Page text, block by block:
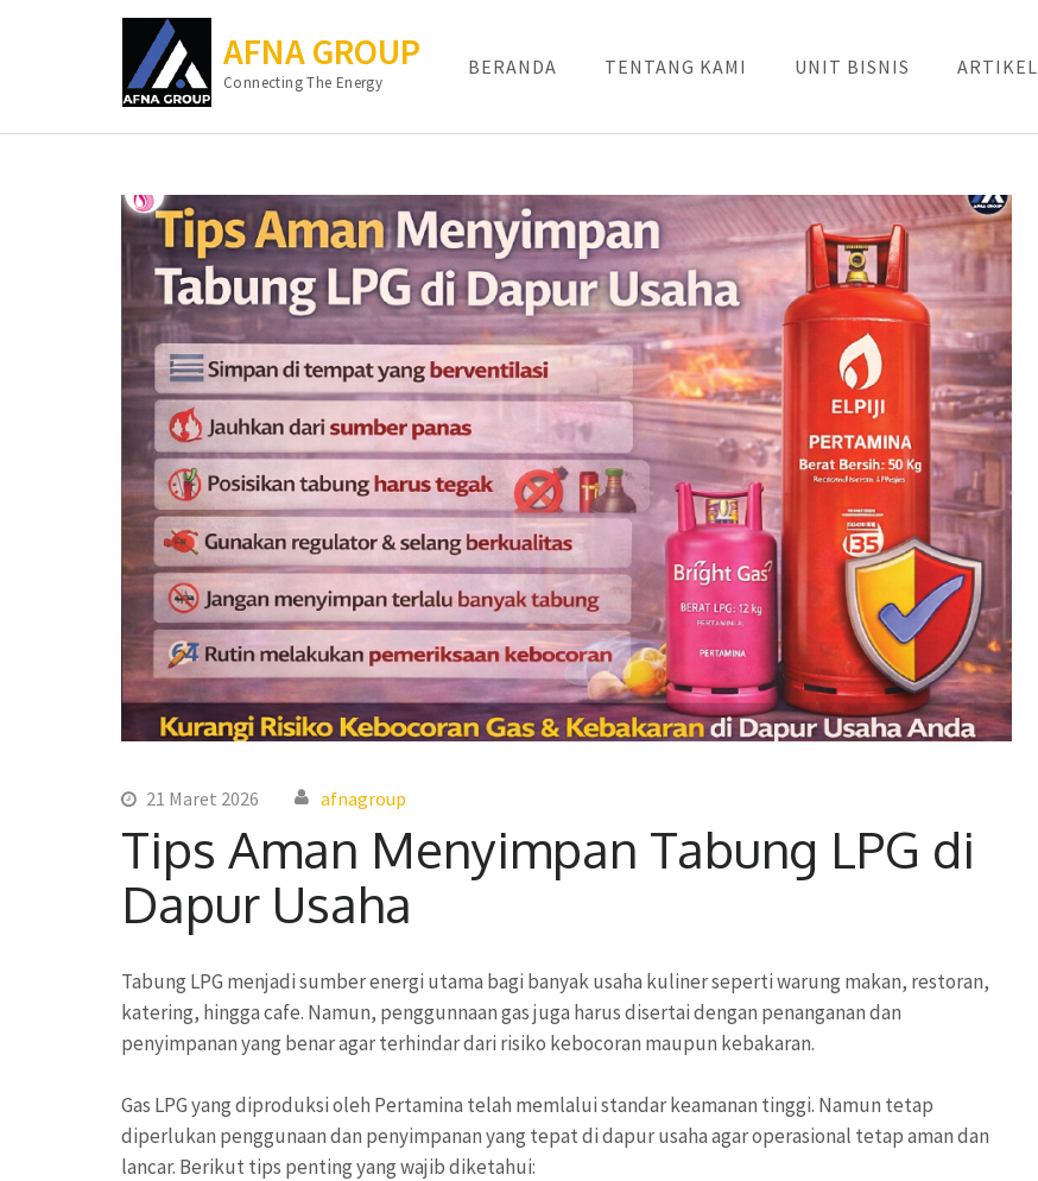
AFNA GROUP
Connecting The Energy
BERANDA TENTANG KAMI UNIT BISNIS ARTIKEL
21 Maret 2026 afnagroup
Tips Aman Menyimpan Tabung LPG di
Dapur Usaha
Tabung LPG menjadi sumber energi utama bagi banyak usaha kuliner seperti warung makan, restoran,
katering, hingga cafe. Namun, penggunnaan gas juga harus disertai dengan penanganan dan
penyimpanan yang benar agar terhindar dari risiko kebocoran maupun kebakaran.
Gas LPG yang diproduksi oleh Pertamina telah memlalui standar keamanan tinggi. Namun tetap
diperlukan penggunaan dan penyimpanan yang tepat di dapur usaha agar operasional tetap aman dan
lancar. Berikut tips penting yang wajib diketahui: